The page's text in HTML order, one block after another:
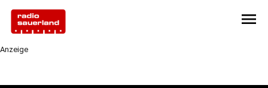
menu
Anzeige